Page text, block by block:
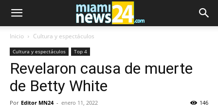
Inicio Cultura y espectáculos
Cultura y espectáculos Top 4
Revelaron causa de muerte
de Betty White
Por Editor MN24 - enero 11, 2022 146